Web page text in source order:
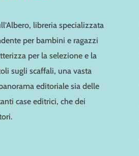
libreria specializzata
per bambini e ragazzi
per la selezione e la
sugli scaffali, una vasta
editoriale sia delle
case editrici, che dei